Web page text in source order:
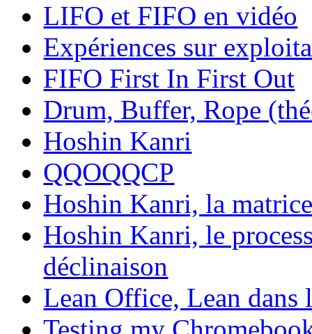
LIFO et FIFO en vidéo
Expériences sur
FIFO First In First Out
Drum, Buffer, Rope
Hoshin Kanri
QQOQQCP
Hoshin Kanri, la
Hoshin Kanri, le
déclinaison
Lean Office, Lean dans